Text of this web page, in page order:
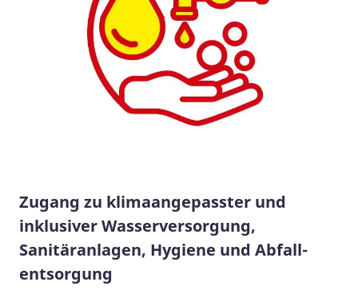
Zugang zu klima­angepasster und
inklusiver Wasser­versorgung,
Sanitäranlagen, Hygiene und Abfall­
entsorgung